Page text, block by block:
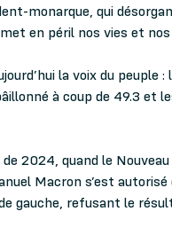
monarque, qui
en péril nos vies et
la voix du peuple
à coup de 49.3 et
2024, quand le
Macron s’est
gauche, refusant le